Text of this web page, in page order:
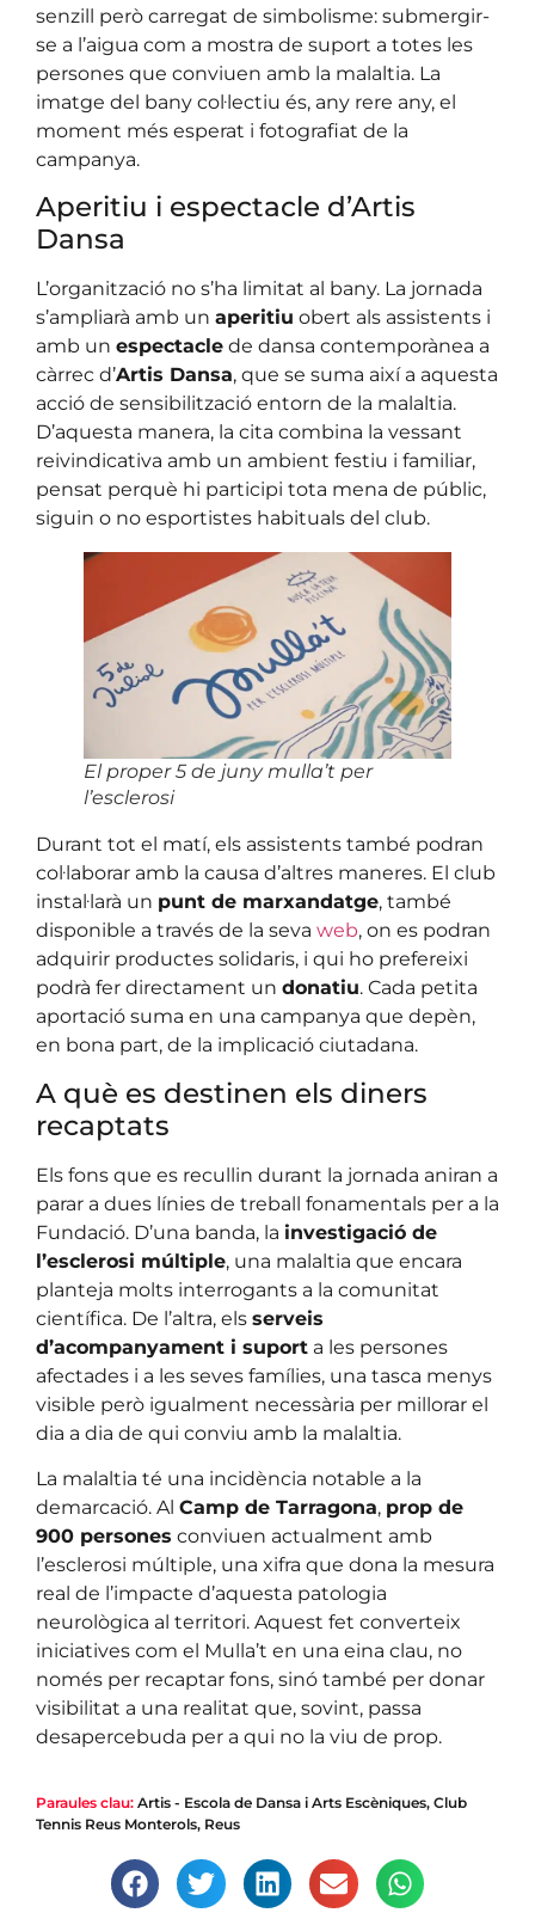
senzill però carregat de simbolisme: submergir-
se a l’aigua com a mostra de suport a totes les
persones que conviuen amb la malaltia. La
imatge del bany col·lectiu és, any rere any, el
moment més esperat i fotografiat de la
campanya.
Aperitiu i espectacle d’Artis
Dansa
L’organització no s’ha limitat al bany. La jornada
s’ampliarà amb un aperitiu obert als assistents i
amb un espectacle de dansa contemporànea a
càrrec d’Artis Dansa, que se suma així a aquesta
acció de sensibilització entorn de la malaltia.
D’aquesta manera, la cita combina la vessant
reivindicativa amb un ambient festiu i familiar,
pensat perquè hi participi tota mena de públic,
siguin o no esportistes habituals del club.
El proper 5 de juny mulla’t per
l’esclerosi
Durant tot el matí, els assistents també podran
col·laborar amb la causa d’altres maneres. El club
instal·larà un punt de marxandatge, també
disponible a través de la seva web, on es podran
adquirir productes solidaris, i qui ho prefereixi
podrà fer directament un donatiu. Cada petita
aportació suma en una campanya que depèn,
en bona part, de la implicació ciutadana.
A què es destinen els diners
recaptats
Els fons que es recullin durant la jornada aniran a
parar a dues línies de treball fonamentals per a la
Fundació. D’una banda, la investigació de
l’esclerosi múltiple, una malaltia que encara
planteja molts interrogants a la comunitat
científica. De l’altra, els serveis
d’acompanyament i suport a les persones
afectades i a les seves famílies, una tasca menys
visible però igualment necessària per millorar el
dia a dia de qui conviu amb la malaltia.
La malaltia té una incidència notable a la
demarcació. Al Camp de Tarragona, prop de
900 persones conviuen actualment amb
l’esclerosi múltiple, una xifra que dona la mesura
real de l’impacte d’aquesta patologia
neurològica al territori. Aquest fet converteix
iniciatives com el Mulla’t en una eina clau, no
només per recaptar fons, sinó també per donar
visibilitat a una realitat que, sovint, passa
desapercebuda per a qui no la viu de prop.
Paraules clau: Artis - Escola de Dansa i Arts Escèniques, Club
Tennis Reus Monterols, Reus